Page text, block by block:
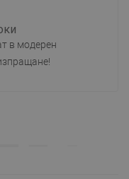
в модерен